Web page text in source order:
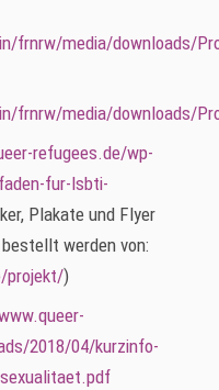
frnrw/media/downloads/
frnrw/media/downloads/
refugees.de/wp-
fur-lsbti-
Plakate und Flyer
werden von:
projekt/)
2018/04/kurzinfo-